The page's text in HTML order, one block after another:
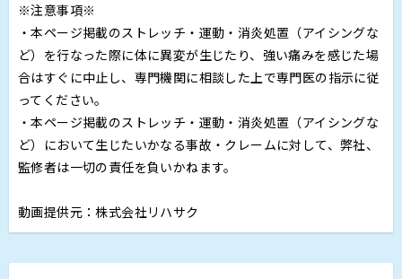
※注意事項※
・本ページ掲載のストレッチ・運動・消炎処置（アイシングな
ど）を行なった際に体に異変が生じたり、強い痛みを感じた場
合はすぐに中止し、専門機関に相談した上で専門医の指示に従
ってください。
・本ページ掲載のストレッチ・運動・消炎処置（アイシングな
ど）において生じたいかなる事故・クレームに対して、弊社、
監修者は一切の責任を負いかねます。
動画提供元：株式会社リハサク